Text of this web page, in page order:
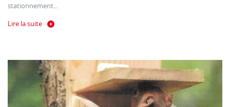
stationnement...
Lire la suite